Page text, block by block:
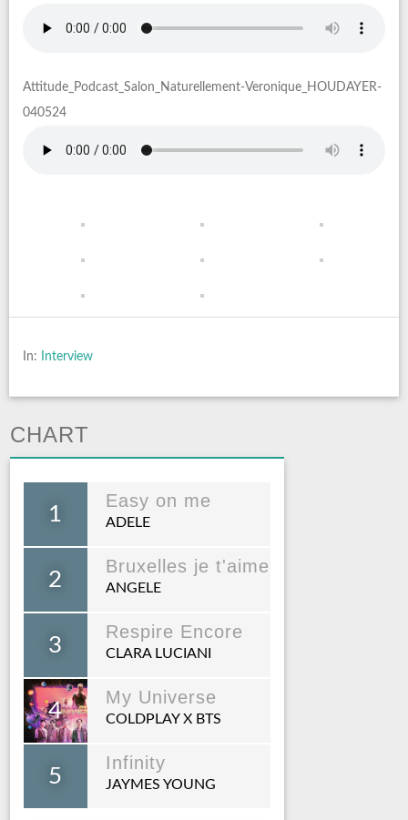
Attitude_Podcast_Salon_Naturellement-Veronique_HOUDAYER-
040524
In: Interview
CHART
1
Easy on me
ADELE
2
Bruxelles je t'aime
ANGELE
3
Respire Encore
CLARA LUCIANI
4
My Universe
COLDPLAY X BTS
5
Infinity
JAYMES YOUNG